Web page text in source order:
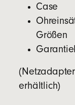
Case
Größen
erhältlich)